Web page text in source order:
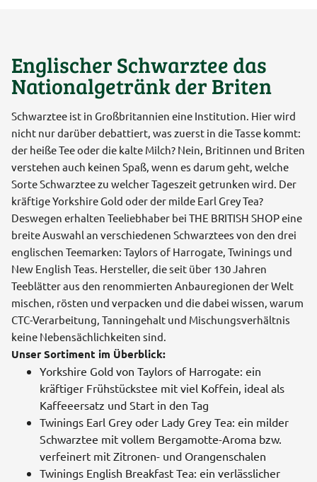
Englischer Schwarztee das
Nationalgetränk der Briten
Schwarztee ist in Großbritannien eine Institution. Hier wird
nicht nur darüber debattiert, was zuerst in die Tasse kommt:
der heiße Tee oder die kalte Milch? Nein, Britinnen und Briten
verstehen auch keinen Spaß, wenn es darum geht, welche
Sorte Schwarztee zu welcher Tageszeit getrunken wird. Der
kräftige Yorkshire Gold oder der milde Earl Grey Tea?
Deswegen erhalten Teeliebhaber bei THE BRITISH SHOP eine
breite Auswahl an verschiedenen Schwarztees von den drei
englischen Teemarken: Taylors of Harrogate, Twinings und
New English Teas. Hersteller, die seit über 130 Jahren
Teeblätter aus den renommierten Anbauregionen der Welt
mischen, rösten und verpacken und die dabei wissen, warum
CTC-Verarbeitung, Tanningehalt und Mischungsverhältnis
keine Nebensächlichkeiten sind.
Unser Sortiment im Überblick:
Yorkshire Gold von Taylors of Harrogate: ein
kräftiger Frühstückstee mit viel Koffein, ideal als
Kaffeeersatz und Start in den Tag
Twinings Earl Grey oder Lady Grey Tea: ein milder
Schwarztee mit vollem Bergamotte-Aroma bzw.
verfeinert mit Zitronen- und Orangenschalen
Twinings English Breakfast Tea: ein verlässlicher